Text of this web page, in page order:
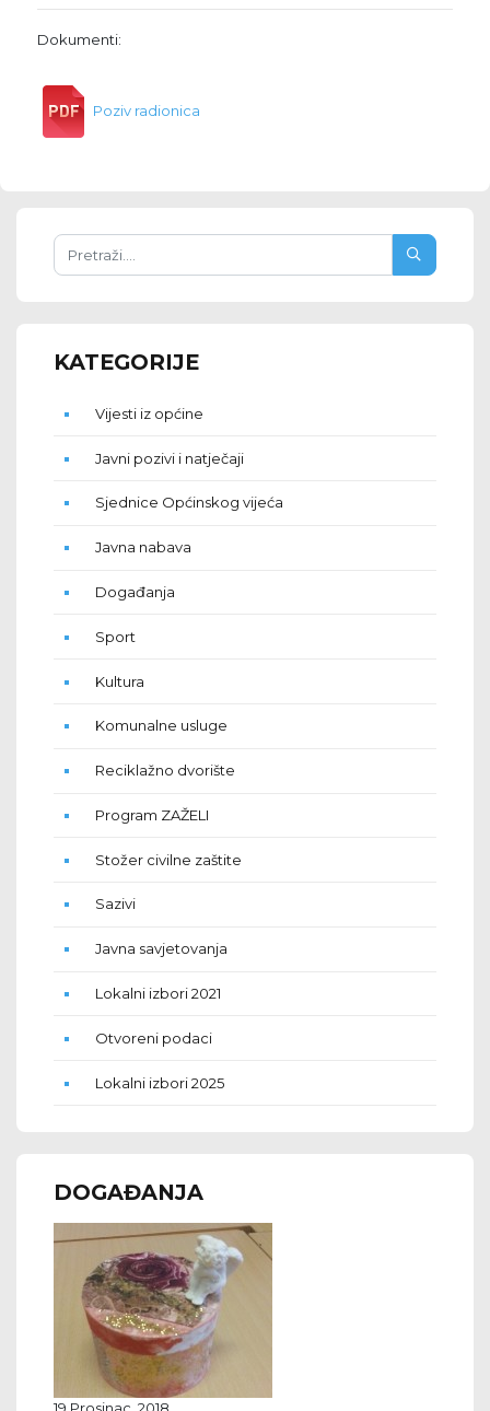
Dokumenti:
Poziv radionica
KATEGORIJE
Vijesti iz općine
Javni pozivi i natječaji
Sjednice Općinskog vijeća
Javna nabava
Događanja
Sport
Kultura
Komunalne usluge
Reciklažno dvorište
Program ZAŽELI
Stožer civilne zaštite
Sazivi
Javna savjetovanja
Lokalni izbori 2021
Otvoreni podaci
Lokalni izbori 2025
DOGAĐANJA
19 Prosinac, 2018